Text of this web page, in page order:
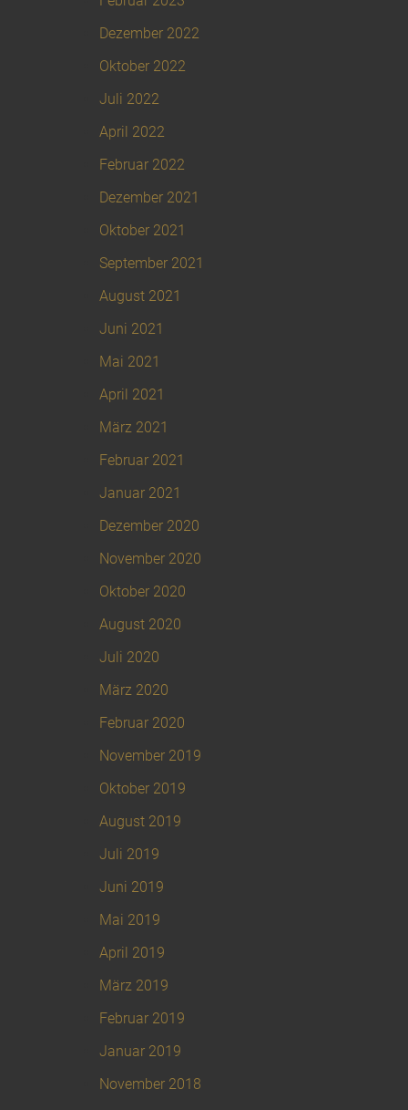
Dezember 2022
Oktober 2022
Juli 2022
April 2022
Februar 2022
Dezember 2021
Oktober 2021
September 2021
August 2021
Juni 2021
Mai 2021
April 2021
März 2021
Februar 2021
Januar 2021
Dezember 2020
November 2020
Oktober 2020
August 2020
Juli 2020
März 2020
Februar 2020
November 2019
Oktober 2019
August 2019
Juli 2019
Juni 2019
Mai 2019
April 2019
März 2019
Februar 2019
Januar 2019
November 2018